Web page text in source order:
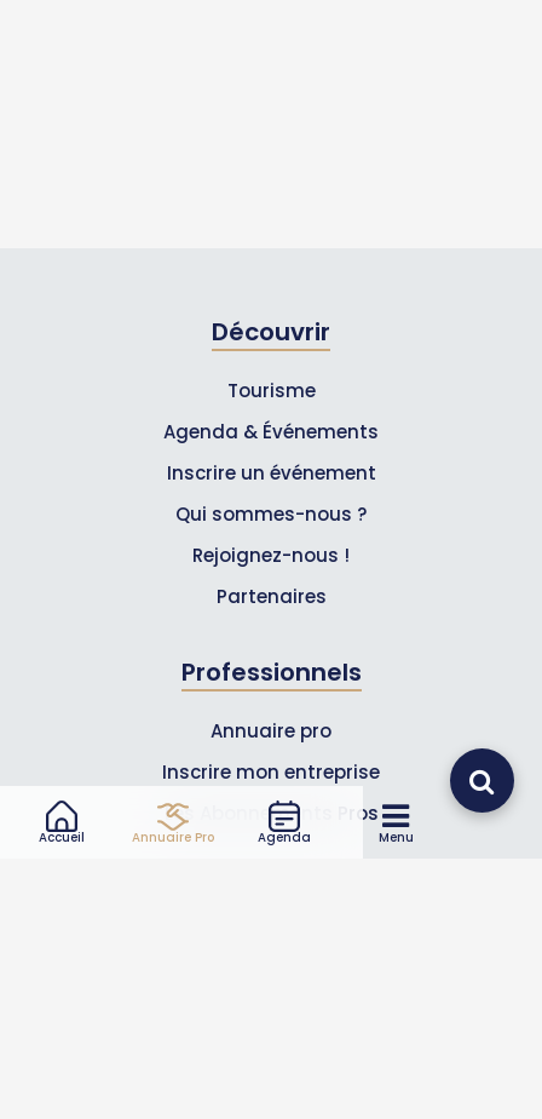
Accueil Annuaire Pro Agenda Menu
Découvrir
Tourisme
Agenda & Événements
Inscrire un événement
Qui sommes-nous ?
Rejoignez-nous !
Partenaires
Professionnels
Annuaire pro
Inscrire mon entreprise
Les Abonnements Pros